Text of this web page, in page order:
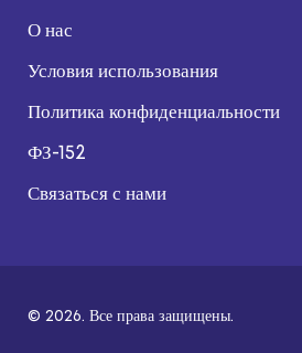
О нас
Условия использования
Политика конфиденциальности
ФЗ-152
Связаться с нами
© 2026. Все права защищены.